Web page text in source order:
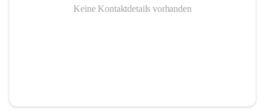
Keine Kontaktdetails vorhanden